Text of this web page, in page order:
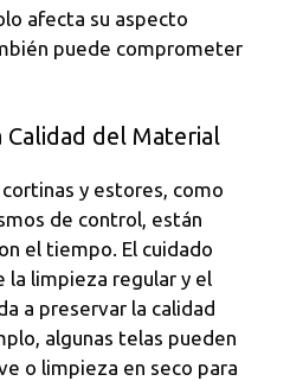
afecta su aspecto
puede comprometer
Calidad del Material
y estores, como
de control, están
el tiempo. El cuidado
la limpieza regular y el
a preservar la calidad
algunas telas pueden
o limpieza en seco para